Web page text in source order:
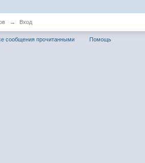
→ Вход
сообщения прочитанными Помощь